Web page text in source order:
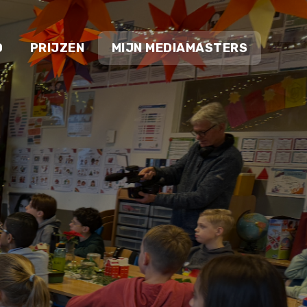
PRIJZEN MIJN MEDIAMASTERS